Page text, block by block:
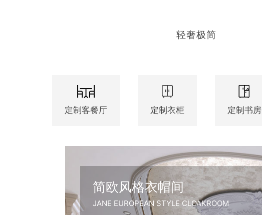
轻奢极简
定制客餐厅 定制衣柜 定制书房
简欧风格衣帽间
JANE EUROPEAN STYLE CLOAKROOM